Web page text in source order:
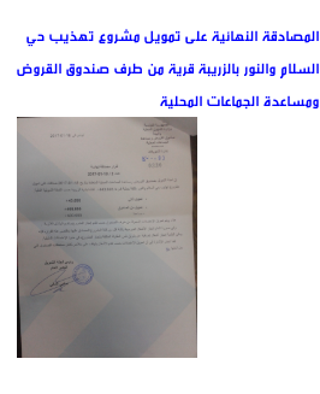
المصادقة النهائية على تمويل مشروع تهذيب حي
السلام والنور بالزريبة قرية من طرف صندوق القروض
ومساعدة الجماعات المحلية